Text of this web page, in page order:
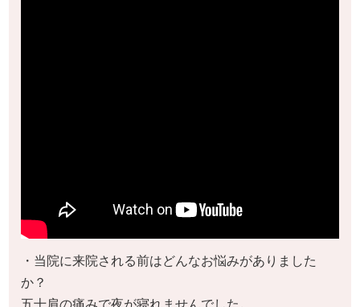
・当院に来院される前はどんなお悩みがありました
か？